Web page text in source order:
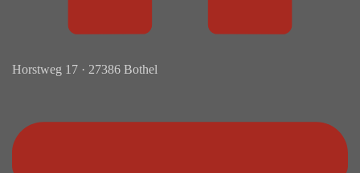
Horstweg 17 · 27386 Bothel